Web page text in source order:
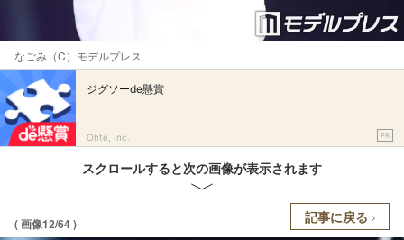
なごみ（C）モデルプレス
ジグソーde懸賞
Ohte, Inc. PR
スクロールすると次の画像が表示されます
( 画像12/64 ) 記事に戻る